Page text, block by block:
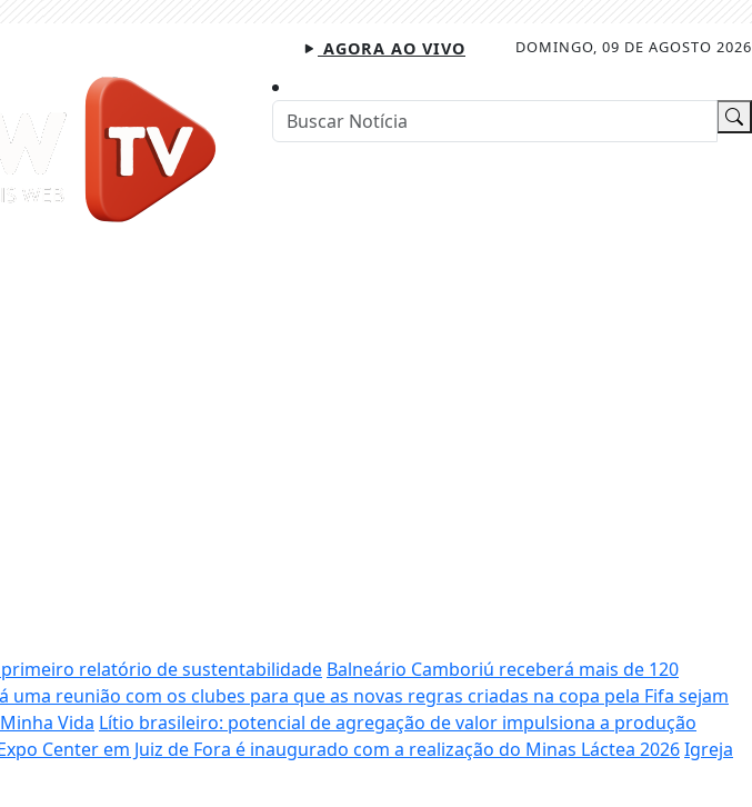
DOMINGO, 09 DE AGOSTO 2026
AGORA AO VIVO
primeiro relatório de sustentabilidade Balneário Camboriú receberá mais de 120
uma reunião com os clubes para que as novas regras criadas na copa pela Fifa sejam
Vida Lítio brasileiro: potencial de agregação de valor impulsiona a produção
Center em Juiz de Fora é inaugurado com a realização do Minas Láctea 2026Igreja